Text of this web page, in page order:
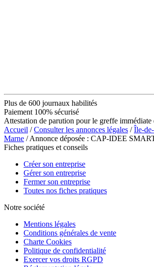
Plus de 600 journaux habilités
Paiement 100% sécurisé
Attestation de parution pour le greffe immédiate
Accueil /Consulter les annonces légales /Île-
Marne / Annonce déposée : CAP-IDEE
Fiches pratiques et conseils
Créer son entreprise
Gérer son entreprise
Fermer son entreprise
Toutes nos fiches pratiques
Notre société
Mentions légales
Conditions générales de vente
Charte Cookies
Politique de confidentialité
Exercer vos droits RGPD